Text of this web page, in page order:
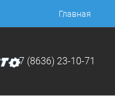
Главная
+7 (8636) 23-10-71